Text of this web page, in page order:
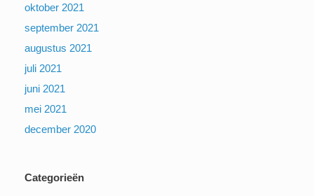
oktober 2021
september 2021
augustus 2021
juli 2021
juni 2021
mei 2021
december 2020
Categorieën